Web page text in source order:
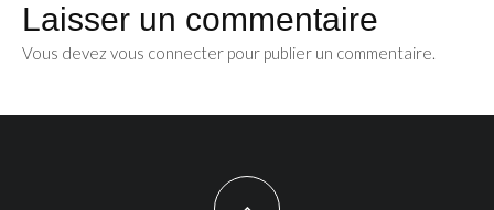
Laisser un commentaire
Vous devez vous connecter pour publier un commentaire.